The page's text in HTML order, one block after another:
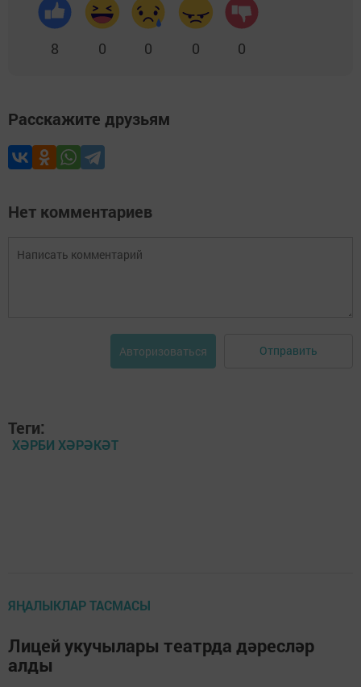
8 0 0 0 0
Расскажите друзьям
Нет комментариев
Авторизоваться Отправить
Теги:
ХӘРБИ ХӘРӘКӘТ
ЯҢАЛЫКЛАР ТАСМАСЫ
Лицей укучылары театрда дәресләр
алды